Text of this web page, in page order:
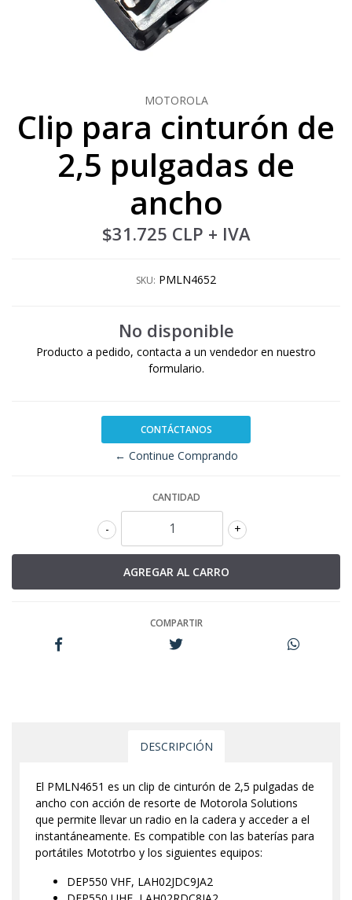
MOTOROLA
Clip para cinturón de
2,5 pulgadas de
ancho
$31.725 CLP + IVA
SKU: PMLN4652
No disponible
Producto a pedido, contacta a un vendedor en nuestro
formulario.
CONTÁCTANOS
← Continue Comprando
CANTIDAD
+
-
COMPARTIR
DESCRIPCIÓN
El PMLN4651 es un clip de cinturón de 2,5 pulgadas de
ancho con acción de resorte de Motorola Solutions
que permite llevar un radio en la cadera y acceder a el
instantáneamente. Es compatible con las baterías para
portátiles Mototrbo y los siguientes equipos:
DEP550 VHF, LAH02JDC9JA2